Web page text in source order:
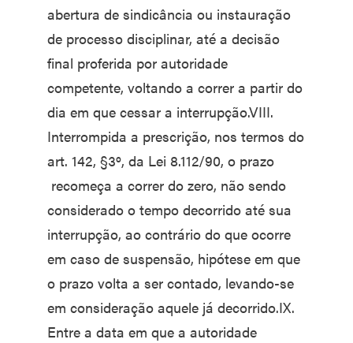
abertura de sindicância ou instauração
de processo disciplinar, até a decisão
final proferida por autoridade
competente, voltando a correr a partir do
dia em que cessar a interrupção.VIII.
Interrompida a prescrição, nos termos do
art. 142, §3º, da Lei 8.112/90, o prazo
recomeça a correr do zero, não sendo
considerado o tempo decorrido até sua
interrupção, ao contrário do que ocorre
em caso de suspensão, hipótese em que
o prazo volta a ser contado, levando-se
em consideração aquele já decorrido.IX.
Entre a data em que a autoridade